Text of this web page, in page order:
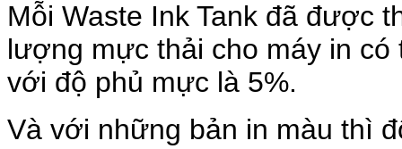
Mỗi Waste Ink Tank đã được
lượng mực thải cho máy in
với độ phủ mực là 5%.
Và với những bản in màu thì